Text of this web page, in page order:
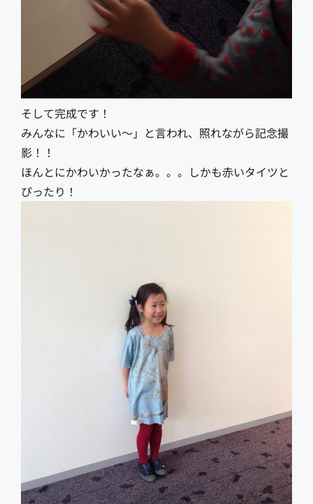
そして完成です！
みんなに「かわいい〜」と言われ、照れながら記念撮
影！！
ほんとにかわいかったなぁ。。。しかも赤いタイツと
ぴったり！